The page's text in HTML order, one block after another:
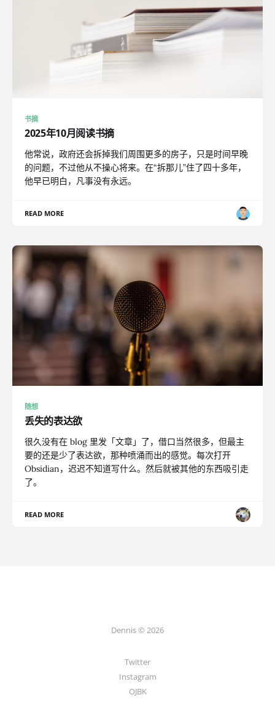
书摘
2025年10月阅读书摘
他常说，政府还会拆掉我们周围更多的房子，只是时间早晚
的问题，不过他从不操心将来。在“拆那儿”住了四十多年，
他早已明白，凡事没有永远。
READ MORE
随想
丢失的表达欲
很久没有在 blog 里发「文章」了，借口当然很多，但最主
要的还是少了表达欲，那种喷涌而出的感觉。每次打开
Obsidian，迟迟不知道写什么。然后就被其他的东西吸引走
了。
READ MORE
Dennis © 2026
Twitter
Instagram
OJBK